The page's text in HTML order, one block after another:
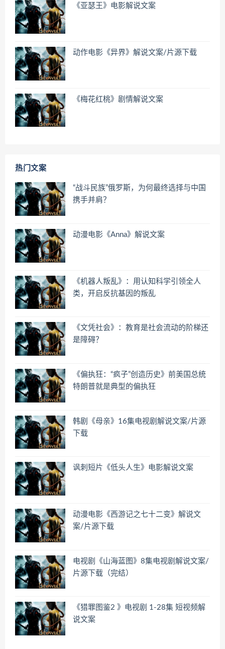
《亚瑟王》电影解说文案
动作电影《异界》解说文案/片源下载
《梅花红桃》剧情解说文案
热门文案
“战斗民族”俄罗斯，为何最终选择与中国
携手并肩？
动漫电影《Anna》解说文案
《机器人叛乱》：用认知科学引领全人
类，开启反抗基因的叛乱
《文凭社会》：教育是社会流动的阶梯还
是障碍？
《偏执狂：“疯子”创造历史》前美国总统
特朗普就是典型的偏执狂
韩剧《母亲》16集电视剧解说文案/片源
下载
讽刺短片《低头人生》电影解说文案
动漫电影《西游记之七十二变》解说文
案/片源下载
电视剧《山海蓝图》8集电视剧解说文案/
片源下载（完结）
《猎罪图鉴2 》电视剧 1-28集 短视频解
说文案